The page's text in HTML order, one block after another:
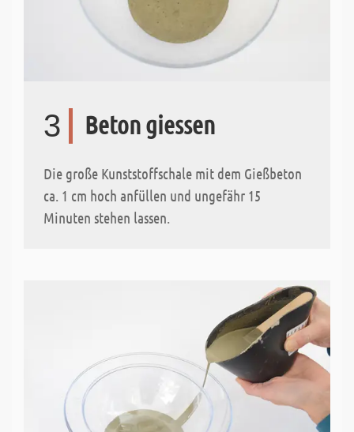
3 Beton giessen
Die große Kunststoffschale mit dem Gießbeton
ca. 1 cm hoch anfüllen und ungefähr 15
Minuten stehen lassen.